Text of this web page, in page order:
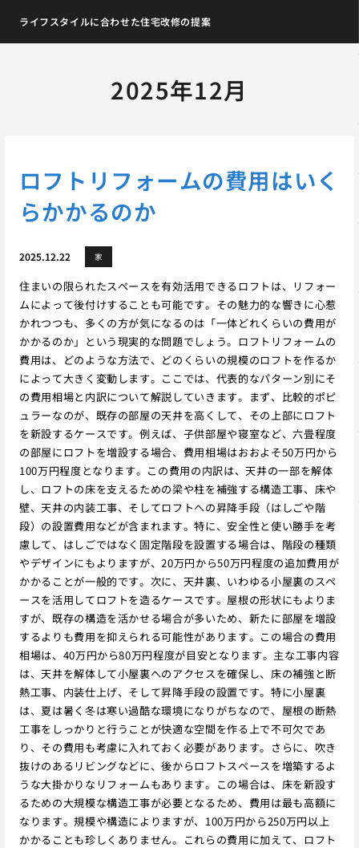
ライフスタイルに合わせた住宅改修の提案
2025年12月
ロフトリフォームの費用はいく
らかかるのか
2025.12.22 家
住まいの限られたスペースを有効活用できるロフトは、リフォー
ムによって後付けすることも可能です。その魅力的な響きに心惹
かれつつも、多くの方が気になるのは「一体どれくらいの費用が
かかるのか」という現実的な問題でしょう。ロフトリフォームの
費用は、どのような方法で、どのくらいの規模のロフトを作るか
によって大きく変動します。ここでは、代表的なパターン別にそ
の費用相場と内訳について解説していきます。まず、比較的ポピ
ュラーなのが、既存の部屋の天井を高くして、その上部にロフト
を新設するケースです。例えば、子供部屋や寝室など、六畳程度
の部屋にロフトを増設する場合、費用相場はおおよそ50万円から
100万円程度となります。この費用の内訳は、天井の一部を解体
し、ロフトの床を支えるための梁や柱を補強する構造工事、床や
壁、天井の内装工事、そしてロフトへの昇降手段（はしごや階
段）の設置費用などが含まれます。特に、安全性と使い勝手を考
慮して、はしごではなく固定階段を設置する場合は、階段の種類
やデザインにもよりますが、20万円から50万円程度の追加費用が
かかることが一般的です。次に、天井裏、いわゆる小屋裏のスペ
ースを活用してロフトを造るケースです。屋根の形状にもよりま
すが、既存の構造を活かせる場合が多いため、新たに部屋を増設
するよりも費用を抑えられる可能性があります。この場合の費用
相場は、40万円から80万円程度が目安となります。主な工事内容
は、天井を解体して小屋裏へのアクセスを確保し、床の補強と断
熱工事、内装仕上げ、そして昇降手段の設置です。特に小屋裏
は、夏は暑く冬は寒い過酷な環境になりがちなので、屋根の断熱
工事をしっかりと行うことが快適な空間を作る上で不可欠であ
り、その費用も考慮に入れておく必要があります。さらに、吹き
抜けのあるリビングなどに、後からロフトスペースを増築するよ
うな大掛かりなリフォームもあります。この場合は、床を新設す
るための大規模な構造工事が必要となるため、費用は最も高額に
なります。規模や構造によりますが、100万円から250万円以上
かかることも珍しくありません。これらの費用に加えて、ロフト